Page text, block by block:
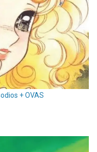
+ OVAS